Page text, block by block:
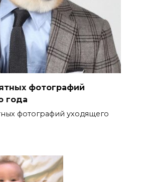
фотографий
года
фотографий уходящего